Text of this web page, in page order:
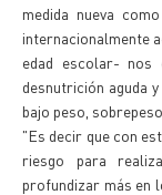
medida nueva
internacionalmente
edad escolar- nos
desnutrición aguda
bajo peso,
"Es decir que con
riesgo para
profundizar más en